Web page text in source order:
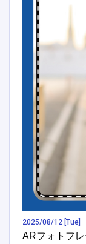
2025/08/12 [Tue]
ARフォトフ